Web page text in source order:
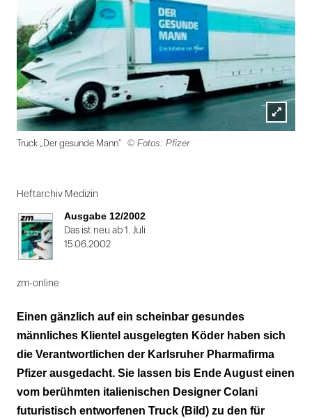
Lightbox
Truck „Der gesunde Mann“ © Fotos: Pfizer
1
von
2
Heftarchiv Medizin
Ausgabe 12/2002
Das ist neu ab 1. Juli
15.06.2002
zm-online
Einen gänzlich auf ein scheinbar gesundes
männliches Klientel ausgelegten Köder haben sich
die Verantwortlichen der Karlsruher Pharmafirma
Pfizer ausgedacht. Sie lassen bis Ende August einen
vom berühmten italienischen Designer Colani
futuristisch entworfenen Truck (Bild) zu den für